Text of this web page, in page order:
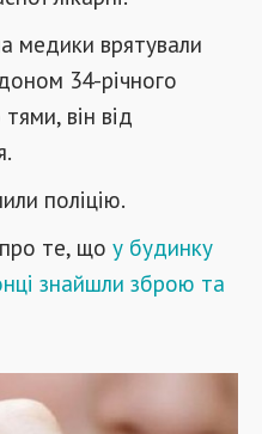
медики врятували
34-річного
він від
поліцію.
те, що у будинку
знайшли зброю та